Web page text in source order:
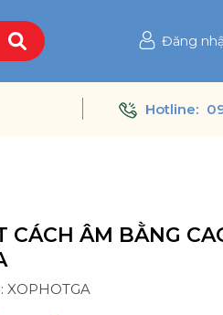
Đăng
Hotline:
CÁCH ÂM BẰNG
XOPHOTGA